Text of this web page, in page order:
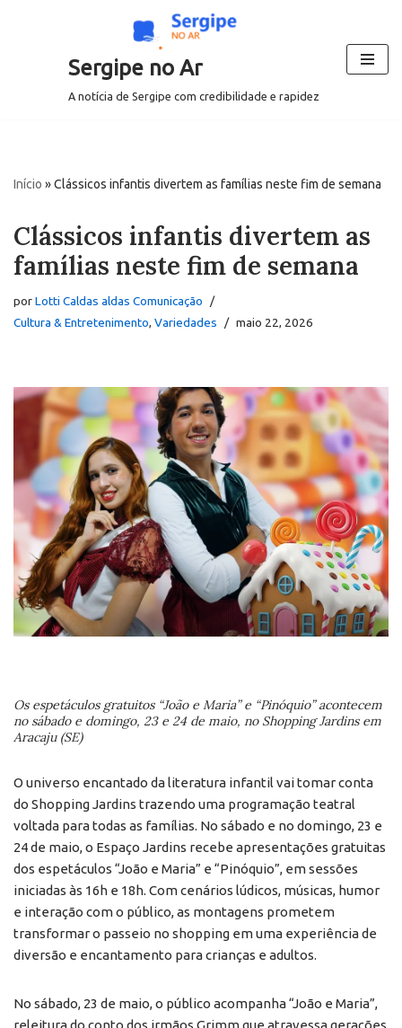
Sergipe no Ar
A notícia de Sergipe com credibilidade e rapidez
Início »Clássicos infantis divertem as famílias neste fim de semana
Clássicos infantis divertem as
famílias neste fim de semana
porLotti Caldas aldas Comunicação
Cultura & Entretenimento, Variedades maio 22, 2026
Os espetáculos gratuitos “João e Maria” e “Pinóquio” acontecem
no sábado e domingo, 23 e 24 de maio, no Shopping Jardins em
Aracaju (SE)
O universo encantado da literatura infantil vai tomar conta
do Shopping Jardins trazendo uma programação teatral
voltada para todas as famílias. No sábado e no domingo, 23 e
24 de maio, o Espaço Jardins recebe apresentações gratuitas
dos espetáculos “João e Maria” e “Pinóquio”, em sessões
iniciadas às 16h e 18h. Com cenários lúdicos, músicas, humor
e interação com o público, as montagens prometem
transformar o passeio no shopping em uma experiência de
diversão e encantamento para crianças e adultos.
No sábado, 23 de maio, o público acompanha “João e Maria”,